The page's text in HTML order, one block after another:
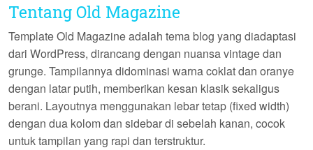
Tentang Old Magazine
TemplateOld Magazineadalah tema blog yang diadaptasi
dari WordPress, dirancang dengan nuansa vintage dan
grunge. Tampilannya didominasi warna coklat dan oranye
dengan latar putih, memberikan kesan klasik sekaligus
berani. Layoutnya menggunakan lebar tetap (fixed width)
dengan dua kolom dan sidebar di sebelah kanan, cocok
untuk tampilan yang rapi dan terstruktur.